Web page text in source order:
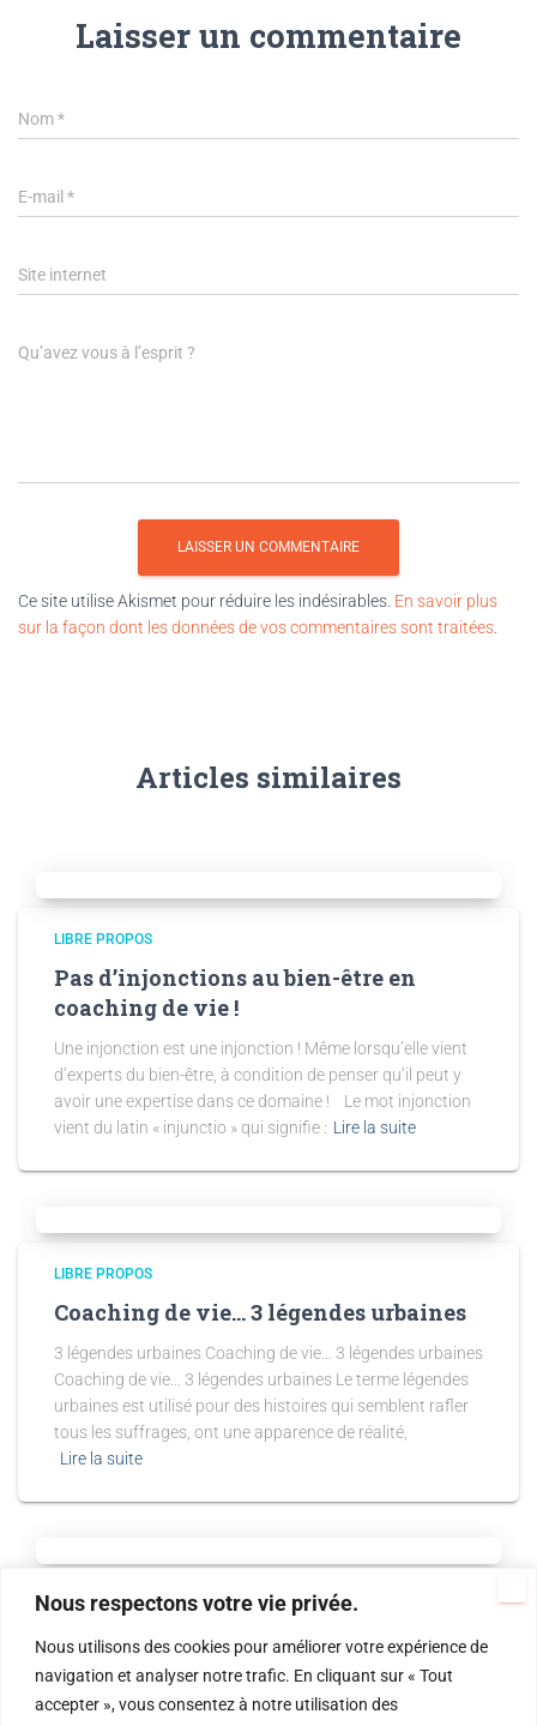
Nous respectons votre vie privée.
Nous utilisons des cookies pour améliorer votre expérience de
navigation et analyser notre trafic. En cliquant sur « Tout
accepter », vous consentez à notre utilisation des
Laisser un commentaire
Nom*
E-mail *
Site internet
Qu’avez vous à l’esprit ?
Ce site utilise Akismet pour réduire les indésirables. En savoir plus
sur la façon dont les données de vos commentaires sont traitées
Articles similaires
LIBRE PROPOS
Pas d’injonctions au bien-être en
coaching de vie !
Une injonction est une injonction ! Même lorsqu’elle vient
d’experts du bien-être, à condition de penser qu’il peut y
avoir une expertise dans ce domaine ! Le mot injonction
vient du latin « injunctio » qui signifie : Lire la suite
LIBRE PROPOS
Coaching de vie… 3 légendes urbaines
3 légendes urbaines Coaching de vie… 3 légendes urbaines
Coaching de vie… 3 légendes urbaines Le terme légendes
urbaines est utilisé pour des histoires qui semblent rafler
tous les suffrages, ont une apparence de réalité,
Lire la suite
LIBRE PROPOS
Lianes, slip léopard et coaching de vie
Les trois piliers du lâcher-prise (pour les Tarzan, les Jane…
et les autres !) Imaginez Tarzan. Musclé, en slip léopard,